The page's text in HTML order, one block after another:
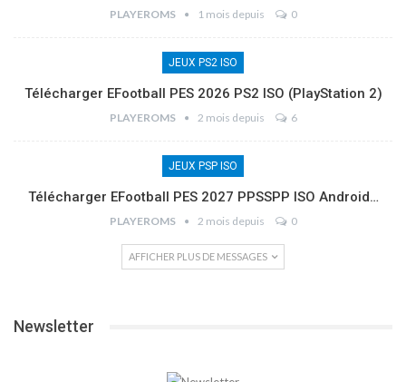
PLAYEROMS 1 mois depuis 0
JEUX PS2 ISO
Télécharger EFootball PES 2026 PS2 ISO (PlayStation 2)
PLAYEROMS 2 mois depuis 6
JEUX PSP ISO
Télécharger EFootball PES 2027 PPSSPP ISO Android…
PLAYEROMS 2 mois depuis 0
AFFICHER PLUS DE MESSAGES
Newsletter